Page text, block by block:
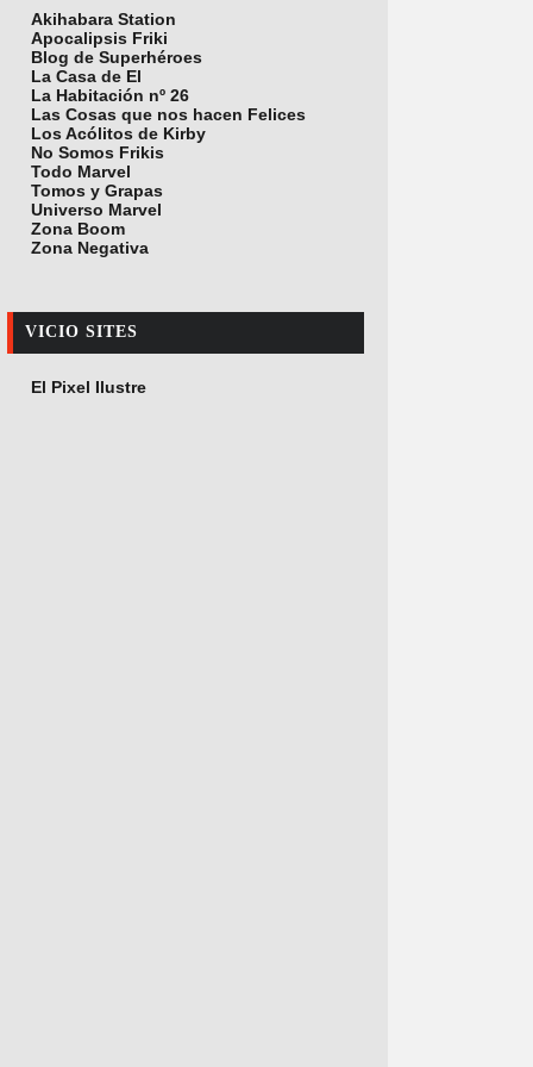
Akihabara Station
Apocalipsis Friki
Blog de Superhéroes
La Casa de El
La Habitación nº 26
Las Cosas que nos hacen Felices
Los Acólitos de Kirby
No Somos Frikis
Todo Marvel
Tomos y Grapas
Universo Marvel
Zona Boom
Zona Negativa
VICIO SITES
El Pixel Ilustre